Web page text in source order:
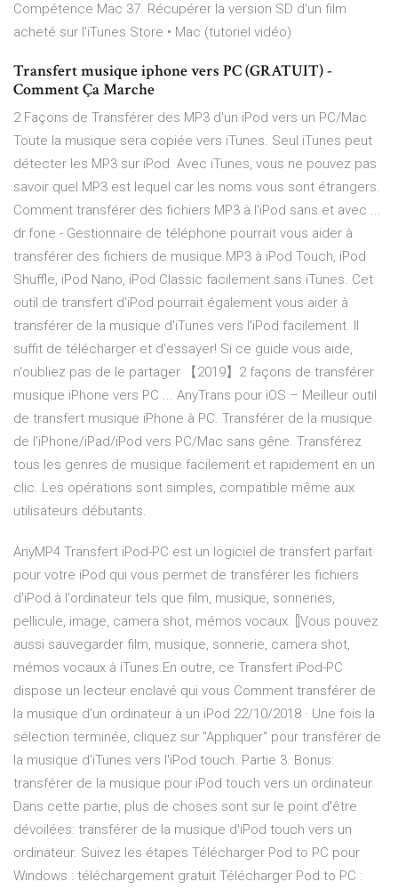
Compétence Mac 37. Récupérer la version SD d'un film
acheté sur l'iTunes Store • Mac (tutoriel vidéo)
Transfert musique iphone vers PC (GRATUIT) -
Comment Ça Marche
2 Façons de Transférer des MP3 d’un iPod vers un PC/Mac
Toute la musique sera copiée vers iTunes. Seul iTunes peut
détecter les MP3 sur iPod. Avec iTunes, vous ne pouvez pas
savoir quel MP3 est lequel car les noms vous sont étrangers.
Comment transférer des fichiers MP3 à l'iPod sans et avec ...
dr.fone - Gestionnaire de téléphone pourrait vous aider à
transférer des fichiers de musique MP3 à iPod Touch, iPod
Shuffle, iPod Nano, iPod Classic facilement sans iTunes. Cet
outil de transfert d'iPod pourrait également vous aider à
transférer de la musique d'iTunes vers l'iPod facilement. Il
suffit de télécharger et d'essayer! Si ce guide vous aide,
n'oubliez pas de le partager 【2019】2 façons de transférer
musique iPhone vers PC ... AnyTrans pour iOS – Meilleur outil
de transfert musique iPhone à PC. Transférer de la musique
de l’iPhone/iPad/iPod vers PC/Mac sans gêne. Transférez
tous les genres de musique facilement et rapidement en un
clic. Les opérations sont simples, compatible même aux
utilisateurs débutants.
AnyMP4 Transfert iPod-PC est un logiciel de transfert parfait
pour votre iPod qui vous permet de transférer les fichiers
d'iPod à l'ordinateur tels que film, musique, sonneries,
pellicule, image, camera shot, mémos vocaux. []Vous pouvez
aussi sauvegarder film, musique, sonnerie, camera shot,
mémos vocaux à iTunes.En outre, ce Transfert iPod-PC
dispose un lecteur enclavé qui vous Comment transférer de
la musique d'un ordinateur à un iPod 22/10/2018 · Une fois la
sélection terminée, cliquez sur "Appliquer" pour transférer de
la musique d'iTunes vers l'iPod touch. Partie 3. Bonus:
transférer de la musique pour iPod touch vers un ordinateur.
Dans cette partie, plus de choses sont sur le point d'être
dévoilées: transférer de la musique d'iPod touch vers un
ordinateur. Suivez les étapes Télécharger Pod to PC pour
Windows : téléchargement gratuit Télécharger Pod to PC :